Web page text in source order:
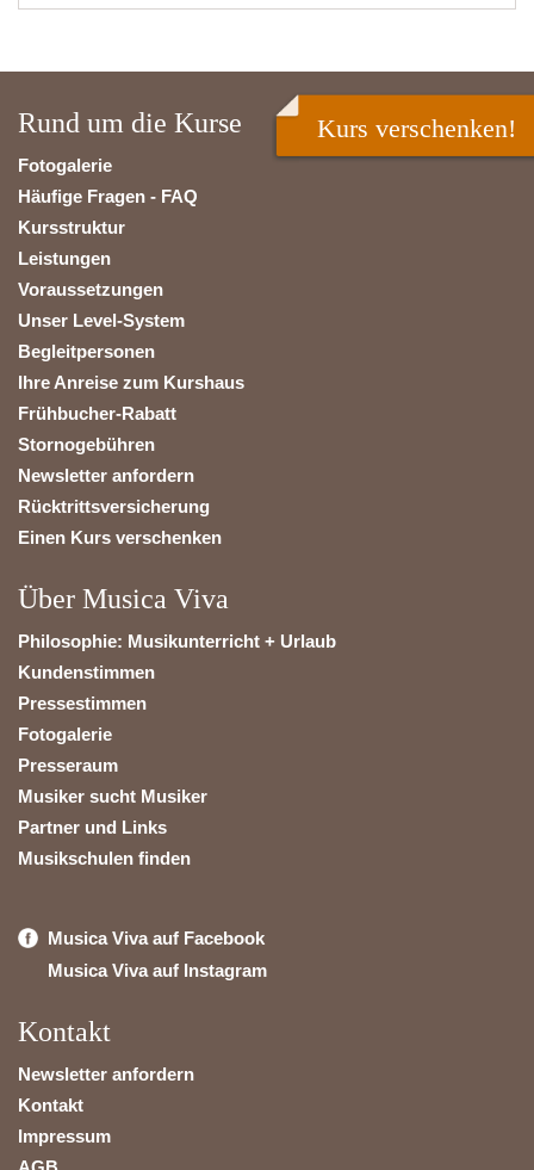
Rund um die Kurse
Fotogalerie
Häufige Fragen - FAQ
Kursstruktur
Leistungen
Voraussetzungen
Unser Level-System
Begleitpersonen
Ihre Anreise zum Kurshaus
Frühbucher-Rabatt
Stornogebühren
Newsletter anfordern
Rücktrittsversicherung
Einen Kurs verschenken
Über Musica Viva
Philosophie: Musikunterricht + Urlaub
Kundenstimmen
Pressestimmen
Fotogalerie
Presseraum
Musiker sucht Musiker
Partner und Links
Musikschulen finden
Musica Viva auf Facebook
Musica Viva auf Instagram
Kontakt
Newsletter anfordern
Kontakt
Impressum
Kurs verschenken!